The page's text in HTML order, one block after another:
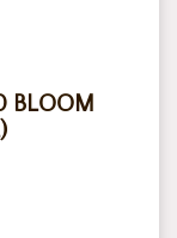
BLOOM